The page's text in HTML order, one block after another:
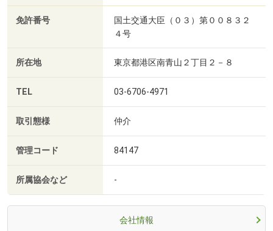
免許番号
国土交通大臣（０３）第００８３２
４号
所在地 東京都港区南青山２丁目２－８
TEL 03-6706-4971
取引態様 仲介
管理コード 84147
所属協会など -
会社情報